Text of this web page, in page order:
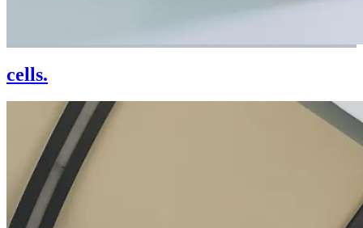
cells.